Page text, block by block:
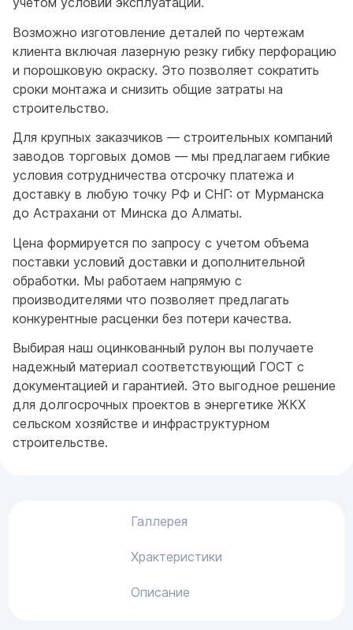
Возможно изготовление деталей по чертежам
клиента включая лазерную резку гибку перфорацию
и порошковую окраску. Это позволяет сократить
сроки монтажа и снизить общие затраты на
строительство.
Для крупных заказчиков — строительных компаний
заводов торговых домов — мы предлагаем гибкие
условия сотрудничества отсрочку платежа и
доставку в любую точку РФ и СНГ: от Мурманска
до Астрахани от Минска до Алматы.
Цена формируется по запросу с учетом объема
поставки условий доставки и дополнительной
обработки. Мы работаем напрямую с
производителями что позволяет предлагать
конкурентные расценки без потери качества.
Выбирая наш оцинкованный рулон вы получаете
надежный материал соответствующий ГОСТ с
документацией и гарантией. Это выгодное решение
для долгосрочных проектов в энергетике ЖКХ
сельском хозяйстве и инфраструктурном
строительстве.
Галлерея
Храктеристики
Описание